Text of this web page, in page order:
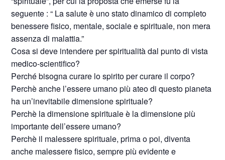
seguente : “ La salute è uno stato dinamico di completo
benessere fisico, mentale, sociale e spirituale, non mera
assenza di malattia.”
Cosa si deve intendere per spiritualità dal punto di vista
medico-scientifico?
Perché bisogna curare lo spirito per curare il corpo?
Perchè anche l’essere umano più ateo di questo pianeta
ha un’inevitabile dimensione spirituale?
Perchè la dimensione spirituale è la dimensione più
importante dell’essere umano?
Perchè il malessere spirituale, prima o poi, diventa
anche malessere fisico, sempre più evidente e